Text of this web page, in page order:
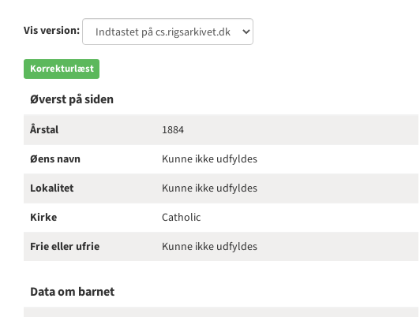
Vis version:
Korrekturlæst
Øverst på siden
Årstal
1884
Øens navn
Kunne ikke udfyldes
Lokalitet
Kunne ikke udfyldes
Kirke
Catholic
Frie eller ufrie
Kunne ikke udfyldes
Data om barnet